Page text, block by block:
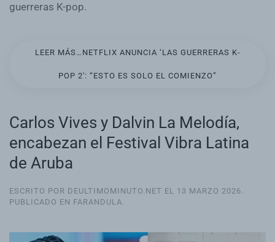
guerreras K-pop.
LEER MÁS…NETFLIX ANUNCIA ‘LAS GUERRERAS K-
POP 2′: “ESTO ES SOLO EL COMIENZO”
Carlos Vives y Dalvin La Melodía,
encabezan el Festival Vibra Latina
de Aruba
ESCRITO POR DEULTIMOMINUTO.NET EL 13 MARZO 2026.
PUBLICADO EN FARANDULA.